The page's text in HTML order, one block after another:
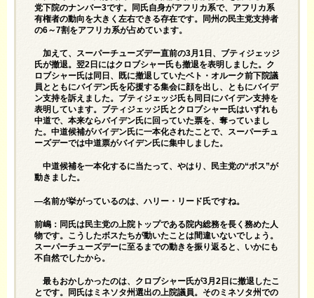
党下院のナンバー3です。同氏自身がアフリカ系で、アフリカ系
有権者の動向を大きく左右できる存在です。同州の民主党支持者
の6～7割をアフリカ系が占めています。
加えて、スーパーチューズデー直前の3月1日、ブティジェッジ
氏が撤退。翌2日にはクロブシャー氏も撤退を表明しました。ク
ロブシャー氏は同日、既に撤退していたベト・オルーク前下院議
員とともにバイデン氏を応援する集会に顔を出し、ともにバイデ
ン支持を訴えました。ブティジェッジ氏も同日にバイデン支持を
表明しています。ブティジェッジ氏とクロブシャー氏はいずれも
中道で、本来ならバイデン氏に回っていた票を、奪っていまし
た。中道候補がバイデン氏に一本化されたことで、スーパーチュ
ーズデーでは中道票がバイデン氏に集中しました。
中道候補を一本化するに当たって、やはり、民主党の“ボス”が
動きました。
—名前が挙がっているのは、ハリー・リード氏ですね。
前嶋：同氏は民主党の上院トップである院内総務を長く務めた人
物です。こうしたボスたちが動いたことは間違いないでしょう。
スーパーチューズデーに至るまでの動きを振り返ると、いかにも
不自然でしたから。
最もおかしかったのは、クロブシャー氏が3月2日に撤退したこ
とです。同氏はミネソタ州選出の上院議員。そのミネソタ州での